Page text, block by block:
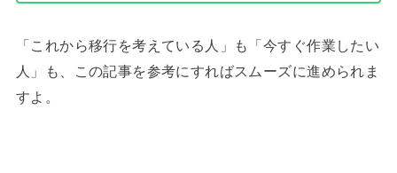
「これから移行を考えている人」も「今すぐ作業したい
人」も、この記事を参考にすればスムーズに進められま
すよ。